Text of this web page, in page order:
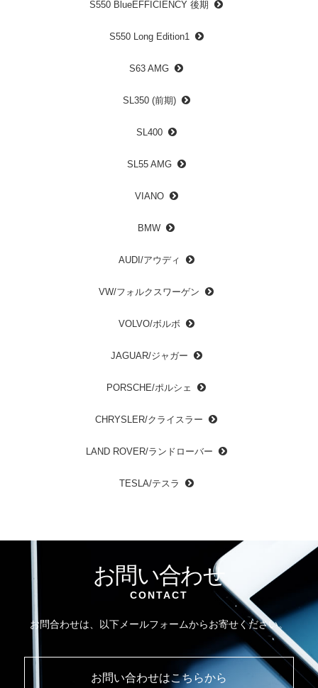
S550 BlueEFFICIENCY 後期
S550 Long Edition1
S63 AMG
SL350 (前期)
SL400
SL55 AMG
VIANO
BMW
AUDI/アウディ
VW/フォルクスワーゲン
VOLVO/ボルボ
JAGUAR/ジャガー
PORSCHE/ポルシェ
CHRYSLER/クライスラー
LAND ROVER/ランドローバー
TESLA/テスラ
お問い合わせ
CONTACT
お問合わせは、以下メールフォームからお寄せください。
お問い合わせはこちらから